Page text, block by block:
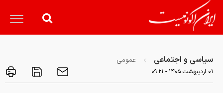
سیاسی و اجتماعی عمومی
۰۱ ارديبهشت ۱۴۰۵ - ۰۹:۲۱